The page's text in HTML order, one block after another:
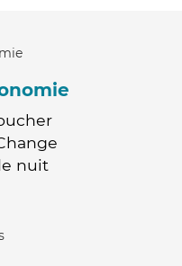
nuit